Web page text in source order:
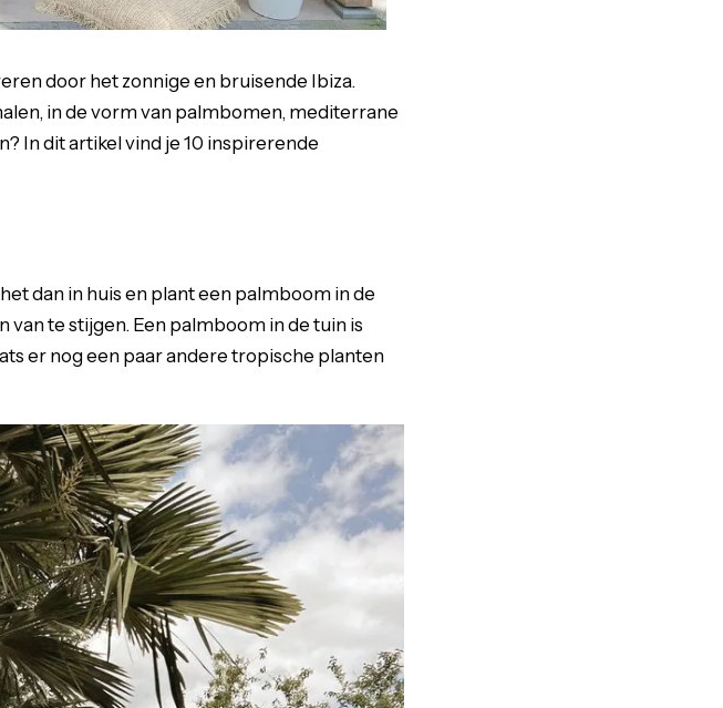
door het zonnige en bruisende Ibiza.
in de vorm van palmbomen, mediterrane
In dit artikel vind je 10 inspirerende
dan in huis en plant een palmboom in de
te stijgen. Een palmboom in de tuin is
er nog een paar andere tropische planten